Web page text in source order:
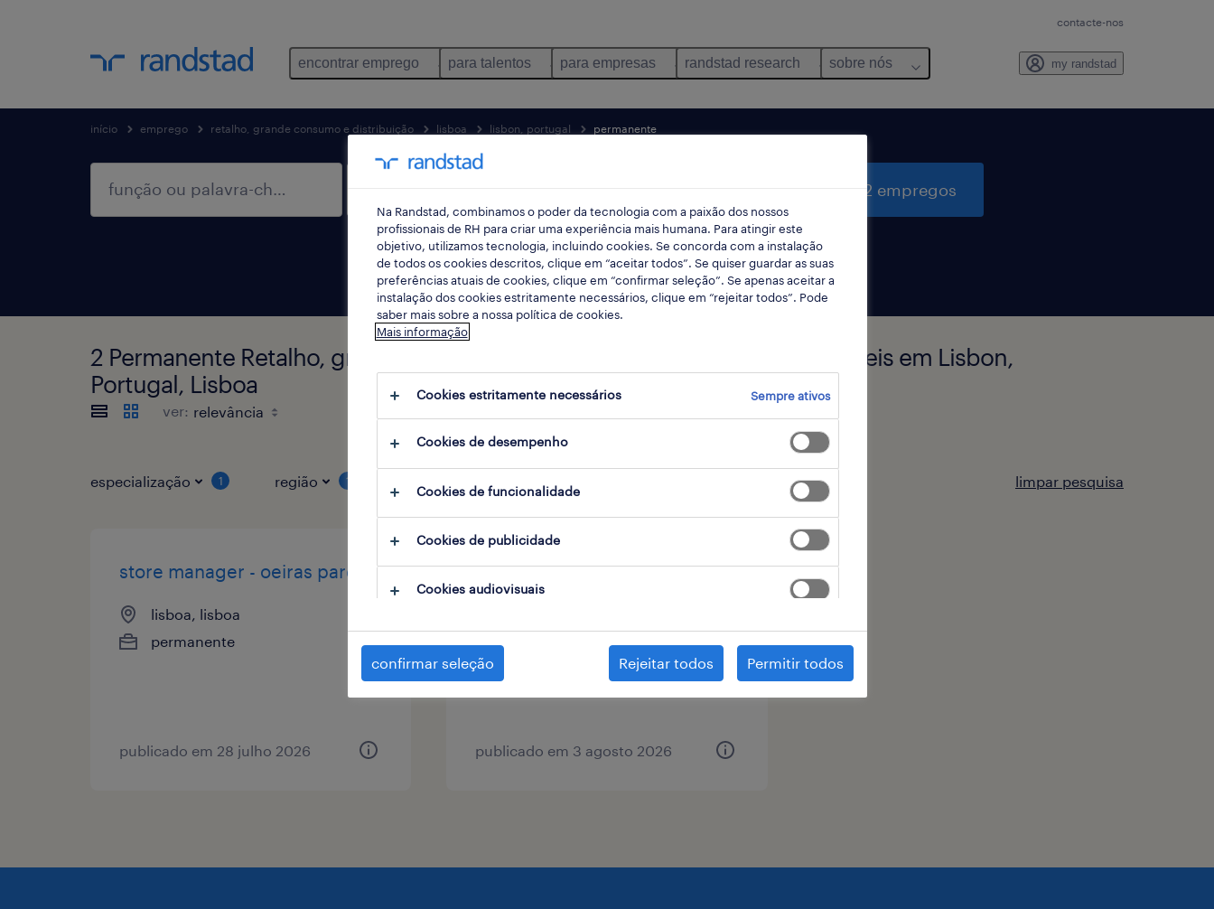
contacte-nos
encontrar emprego para talentos para empresas randstad research sobre nós my randstad
início emprego retalho, grande consumo e distribuição lisboa lisbon, portugal permanente
pesquisar 2 empregos
2 Permanente Retalho, grande consumo e distribuição empregos disponíveis em Lisbon,
Portugal, Lisboa
ver:
especialização 1 região 1 tipo de contrato limpar pesquisa
store manager - oeiras parque
lisboa, lisboa
permanente
publicado em 28 julho 2026
sales assistant (m/f/x)
publicado em 3 agosto 2026
Na Randstad, combinamos o poder da tecnologia com a paixão dos nossos
profissionais de RH para criar uma experiência mais humana. Para atingir este
objetivo, utilizamos tecnologia, incluindo cookies. Se concorda com a instalação
de todos os cookies descritos, clique em “aceitar todos”. Se quiser guardar as suas
preferências atuais de cookies, clique em “confirmar seleção”. Se apenas aceitar a
instalação dos cookies estritamente necessários, clique em “rejeitar todos”. Pode
saber mais sobre a nossa política de cookies.
Mais informação
Cookies estritamente necessários Sempre ativos
Cookies de desempenho
Cookies de funcionalidade
Cookies de publicidade
Cookies audiovisuais
confirmar seleção Rejeitar todos Permitir todos